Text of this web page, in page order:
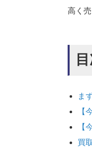
高く
ま
【
【
買